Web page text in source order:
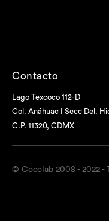
Contacto
Lago Texcoco 112-D
Col. Anáhuac I Secc Del.
C.P. 11320, CDMX
© Cocolab 2008 - 2022 -